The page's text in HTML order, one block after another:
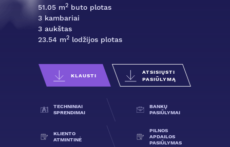
51.05 m2 buto plotas
3 kambariai
3 aukštas
23.54 m2 lodžijos plotas
KLAUSTI
ATSISIŲSTI
PASIŪLYMĄ
TECHNINIAI
SPRENDIMAI
BANKŲ
PASIŪLYMAI
KLIENTO
ATMINTINĖ
PILNOS
APDAILOS
PASIŪLYMAS